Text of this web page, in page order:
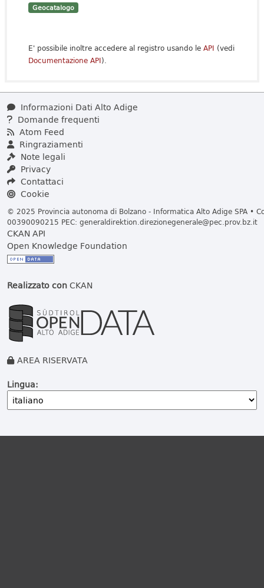
Geocatalogo
E' possibile inoltre accedere al registro usando le API (vedi
Documentazione API).
Informazioni Dati Alto Adige
Domande frequenti
Atom Feed
Ringraziamenti
Note legali
Privacy
Contattaci
Cookie
© 2025 Provincia autonoma di Bolzano - Informatica Alto Adige SPA •
00390090215 PEC: generaldirektion.direzionegenerale@pec.prov.bz.it
CKAN API
Open Knowledge Foundation
Realizzato conCKAN
AREA RISERVATA
Lingua